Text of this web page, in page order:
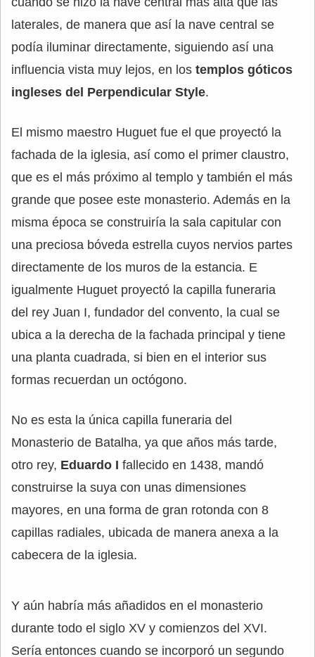
laterales, de manera que así la nave central se
podía iluminar directamente, siguiendo así una
influencia vista muy lejos, en los templos góticos
ingleses del Perpendicular Style.
El mismo maestro Huguet fue el que proyectó la
fachada de la iglesia, así como el primer claustro,
que es el más próximo al templo y también el más
grande que posee este monasterio. Además en la
misma época se construiría la sala capitular con
una preciosa bóveda estrella cuyos nervios partes
directamente de los muros de la estancia. E
igualmente Huguet proyectó la capilla funeraria
del rey Juan I, fundador del convento, la cual se
ubica a la derecha de la fachada principal y tiene
una planta cuadrada, si bien en el interior sus
formas recuerdan un octógono.
No es esta la única capilla funeraria del
Monasterio de Batalha, ya que años más tarde,
otro rey, Eduardo I fallecido en 1438, mandó
construirse la suya con unas dimensiones
mayores, en una forma de gran rotonda con 8
capillas radiales, ubicada de manera anexa a la
cabecera de la iglesia.
Y aún habría más añadidos en el monasterio
durante todo el siglo XV y comienzos del XVI.
Sería entonces cuando se incorporó un segundo